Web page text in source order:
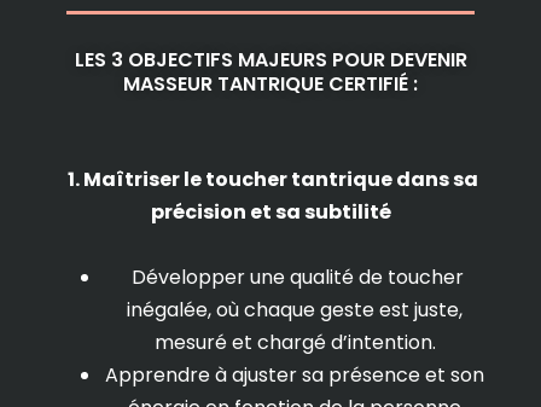
LES 3 OBJECTIFS MAJEURS POUR DEVENIR
MASSEUR TANTRIQUE CERTIFIÉ :
1. Maîtriser le toucher tantrique dans sa
précision et sa subtilité
Développer une qualité de toucher
inégalée, où chaque geste est juste,
mesuré et chargé d’intention.
Apprendre à ajuster sa présence et son